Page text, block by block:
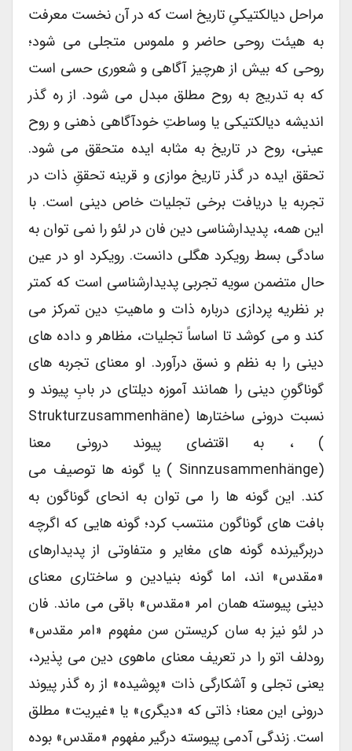
مراحل دیالکتیکیِ تاریخ است که در آن نخست معرفت
به هیئت روحی حاضر و ملموس متجلی می شود؛
روحی که بیش از هرچیز آگاهی و شعوری حسی است
که به تدریج به روح مطلق مبدل می شود. از ره گذر
اندیشه دیالکتیکی یا وساطتِ خودآگاهی ذهنی و روح
عینی، روح در تاریخ به مثابه ایده متحقق می شود.
تحقق ایده در گذر تاریخ موازی و قرینه تحققِ ذات در
تجربه یا دریافت برخی تجلیات خاص دینی است. با
این همه، پدیدارشناسی دین فان در لئو را نمی توان به
سادگی بسط رویکرد هگلی دانست. رویکرد او در عین
حال متضمن سویه تجربی پدیدارشناسی است که کمتر
بر نظریه پردازی درباره ذات و ماهیتِ دین تمرکز می
کند و می کوشد تا اساساً تجلیات، مظاهر و داده های
دینی را به نظم و نسق درآورد. او معنای تجربه های
گوناگونِ دینی را همانند آموزه دیلتای در بابِ پیوند و
نسبت درونی ساختارها (Strukturzusammenhäne
) ، به اقتضای پیوند درونی معنا
(Sinnzusammenhänge ) یا گونه ها توصیف می
کند. این گونه ها را می توان به انحای گوناگون به
بافت های گوناگون منتسب کرد؛ گونه هایی که اگرچه
دربرگیرنده گونه های مغایر و متفاوتی از پدیدارهای
«مقدس» اند، اما گونه بنیادین و ساختاری معنای
دینی پیوسته همان امر «مقدس» باقی می ماند. فان
در لئو نیز به سان کریستن سن مفهوم «امر مقدس»
رودلف اتو را در تعریف معنای ماهوی دین می پذیرد،
یعنی تجلی و آشکارگی ذات «پوشیده» از ره گذر پیوند
درونی این معنا؛ ذاتی که «دیگری» یا «غیریت» مطلق
است. زندگی آدمی پیوسته درگیر مفهوم «مقدس» بوده